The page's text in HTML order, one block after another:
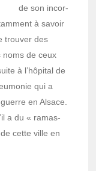
de son incor­
à savoir
trou­ver des
noms de ceux
à l’hô­pi­tal de
qui a
en Alsace.
a du « ramas­
cette ville en